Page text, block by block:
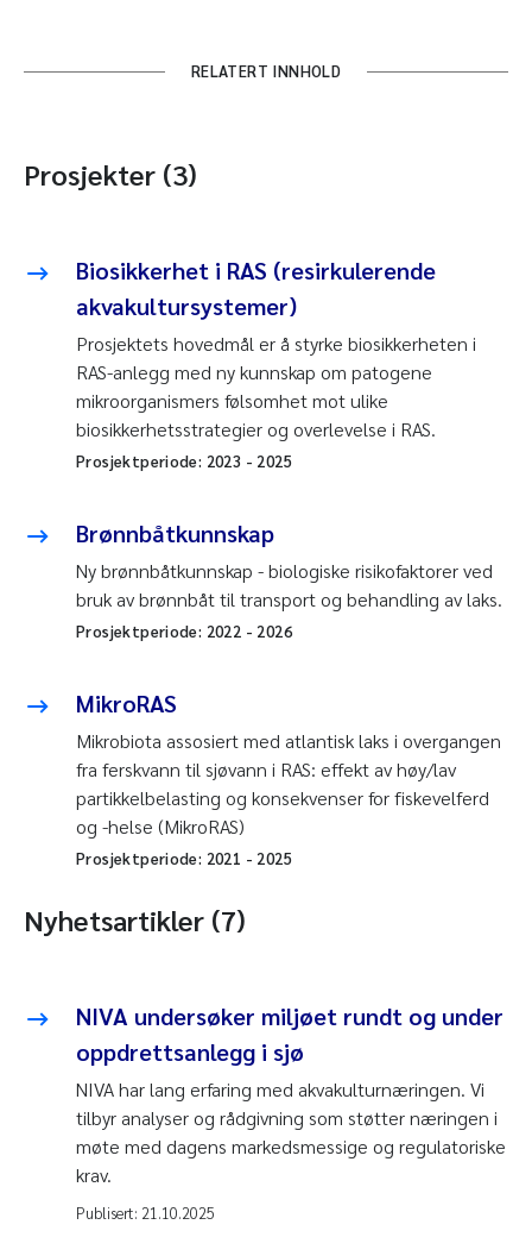
RELATERT INNHOLD
Prosjekter (3)
Biosikkerhet i RAS (resirkulerende
akvakultursystemer)
Prosjektets hovedmål er å styrke biosikkerheten i
RAS-anlegg med ny kunnskap om patogene
mikroorganismers følsomhet mot ulike
biosikkerhetsstrategier og overlevelse i RAS.
Prosjektperiode: 2023 - 2025
Brønnbåtkunnskap
Ny brønnbåtkunnskap - biologiske risikofaktorer ved
bruk av brønnbåt til transport og behandling av laks.
Prosjektperiode: 2022 - 2026
MikroRAS
Mikrobiota assosiert med atlantisk laks i overgangen
fra ferskvann til sjøvann i RAS: effekt av høy/lav
partikkelbelasting og konsekvenser for fiskevelferd
og -helse (MikroRAS)
Prosjektperiode: 2021 - 2025
Nyhetsartikler (7)
NIVA undersøker miljøet rundt og under
oppdrettsanlegg i sjø
NIVA har lang erfaring med akvakulturnæringen. Vi
tilbyr analyser og rådgivning som støtter næringen i
møte med dagens markedsmessige og regulatoriske
krav.
Publisert: 21.10.2025